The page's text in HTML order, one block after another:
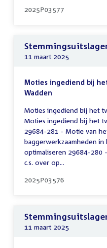
2025P03577
11 maart 2025
Moties ingediend bij
Wadden
Moties ingediend bij het
Moties ingediend bij het
29684-281 - Motie van
baggerwerkzaamheden
optimaliseren 29684-280
c.s. over op...
2025P03576
11 maart 2025